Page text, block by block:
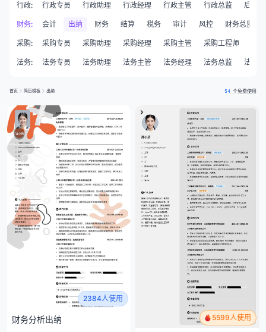
行政: 行政专员 行政助理 行政经理 行政主管 行政总监 后勤
财务: 会计 出纳 财务 结算 税务 审计 风控 财务总监
采购: 采购专员 采购助理 采购经理 采购主管 采购工程师
法务: 法务专员 法务助理 法务主管 法务经理 法务总监 法律
首页 简历模板 出纳 54 个免费使用
2384人使用
财务分析出纳 5599人使用